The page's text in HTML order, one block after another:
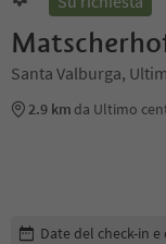
Santa Valburga,
2.9 km da Ultimo
Modifica i dettagli
Date del check-in